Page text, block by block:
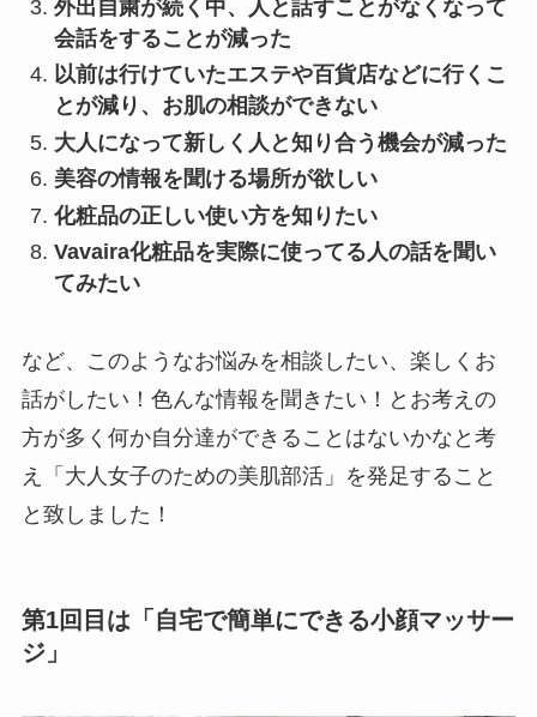
外出自粛が続く中、人と話すことがなくなって
会話をすることが減った
以前は行けていたエステや百貨店などに行くこ
とが減り、お肌の相談ができない
大人になって新しく人と知り合う機会が減った
美容の情報を聞ける場所が欲しい
化粧品の正しい使い方を知りたい
Vavaira化粧品を実際に使ってる人の話を聞い
てみたい
など、このようなお悩みを相談したい、楽しくお
話がしたい！色んな情報を聞きたい！とお考えの
方が多く何か自分達ができることはないかなと考
え「大人女子のための美肌部活」を発足すること
と致しました！
第1回目は「自宅で簡単にできる小顔マッサー
ジ」